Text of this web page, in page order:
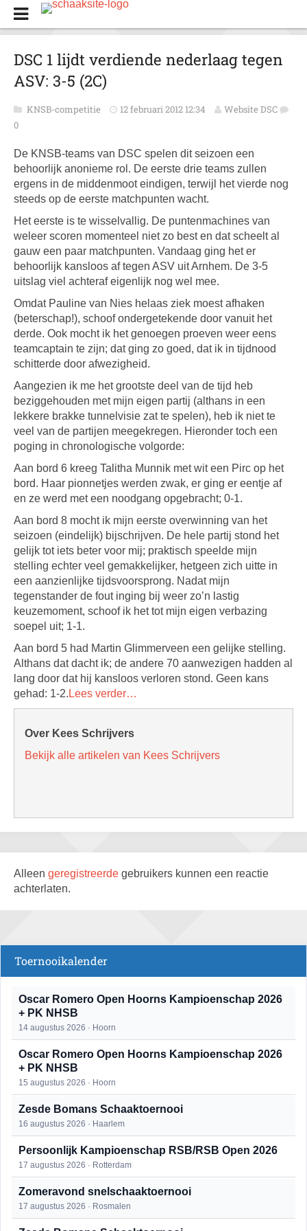
DSC 1 lijdt verdiende nederlaag tegen
ASV: 3-5 (2C)
KNSB-competitie 12 februari 2012 12:34
Website DSC
0
De KNSB-teams van DSC spelen dit seizoen een
behoorlijk anonieme rol. De eerste drie teams zullen
ergens in de middenmoot eindigen, terwijl het vierde nog
steeds op de eerste matchpunten wacht.
Het eerste is te wisselvallig. De puntenmachines van
weleer scoren momenteel niet zo best en dat scheelt al
gauw een paar matchpunten. Vandaag ging het er
behoorlijk kansloos af tegen ASV uit Arnhem. De 3-5
uitslag viel achteraf eigenlijk nog wel mee.
Omdat Pauline van Nies helaas ziek moest afhaken
(beterschap!), schoof ondergetekende door vanuit het
derde. Ook mocht ik het genoegen proeven weer eens
teamcaptain te zijn; dat ging zo goed, dat ik in tijdnood
schitterde door afwezigheid.
Aangezien ik me het grootste deel van de tijd heb
beziggehouden met mijn eigen partij (althans in een
lekkere brakke tunnelvisie zat te spelen), heb ik niet te
veel van de partijen meegekregen. Hieronder toch een
poging in chronologische volgorde:
Aan bord 6 kreeg Talitha Munnik met wit een Pirc op het
bord. Haar pionnetjes werden zwak, er ging er eentje af
en ze werd met een noodgang opgebracht; 0-1.
Aan bord 8 mocht ik mijn eerste overwinning van het
seizoen (eindelijk) bijschrijven. De hele partij stond het
gelijk tot iets beter voor mij; praktisch speelde mijn
stelling echter veel gemakkelijker, hetgeen zich uitte in
een aanzienlijke tijdsvoorsprong. Nadat mijn
tegenstander de fout inging bij weer zo’n lastig
keuzemoment, schoof ik het tot mijn eigen verbazing
soepel uit; 1-1.
Aan bord 5 had Martin Glimmerveen een gelijke stelling.
Althans dat dacht ik; de andere 70 aanwezigen hadden al
lang door dat hij kansloos verloren stond. Geen kans
gehad: 1-2. Lees verder…
Over Kees Schrijvers
Bekijk alle artikelen van Kees Schrijvers
Alleen geregistreerde gebruikers kunnen een reactie
achterlaten.
Toernooikalender
Oscar Romero Open Hoorns Kampioenschap 2026
+ PK NHSB
14 augustus 2026 · Hoorn
Oscar Romero Open Hoorns Kampioenschap 2026
+ PK NHSB
15 augustus 2026 · Hoorn
Zesde Bomans Schaaktoernooi
16 augustus 2026 · Haarlem
Persoonlijk Kampioenschap RSB/RSB Open 2026
17 augustus 2026 · Rotterdam
Zomeravond snelschaaktoernooi
17 augustus 2026 · Rosmalen